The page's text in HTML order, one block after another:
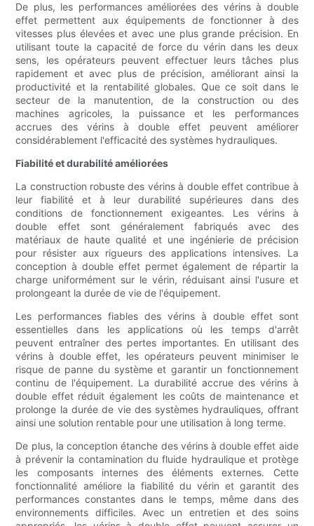
De plus, les performances améliorées des vérins à double
effet permettent aux équipements de fonctionner à des
vitesses plus élevées et avec une plus grande précision. En
utilisant toute la capacité de force du vérin dans les deux
sens, les opérateurs peuvent effectuer leurs tâches plus
rapidement et avec plus de précision, améliorant ainsi la
productivité et la rentabilité globales. Que ce soit dans le
secteur de la manutention, de la construction ou des
machines agricoles, la puissance et les performances
accrues des vérins à double effet peuvent améliorer
considérablement l'efficacité des systèmes hydrauliques.
Fiabilité et durabilité améliorées
La construction robuste des vérins à double effet contribue à
leur fiabilité et à leur durabilité supérieures dans des
conditions de fonctionnement exigeantes. Les vérins à
double effet sont généralement fabriqués avec des
matériaux de haute qualité et une ingénierie de précision
pour résister aux rigueurs des applications intensives. La
conception à double effet permet également de répartir la
charge uniformément sur le vérin, réduisant ainsi l'usure et
prolongeant la durée de vie de l'équipement.
Les performances fiables des vérins à double effet sont
essentielles dans les applications où les temps d'arrêt
peuvent entraîner des pertes importantes. En utilisant des
vérins à double effet, les opérateurs peuvent minimiser le
risque de panne du système et garantir un fonctionnement
continu de l'équipement. La durabilité accrue des vérins à
double effet réduit également les coûts de maintenance et
prolonge la durée de vie des systèmes hydrauliques, offrant
ainsi une solution rentable pour une utilisation à long terme.
De plus, la conception étanche des vérins à double effet aide
à prévenir la contamination du fluide hydraulique et protège
les composants internes des éléments externes. Cette
fonctionnalité améliore la fiabilité du vérin et garantit des
performances constantes dans le temps, même dans des
environnements difficiles. Avec un entretien et des soins